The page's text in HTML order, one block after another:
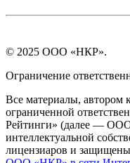
© 2025 ООО «НКР».
Ограничение
Все материалы, автором
ограниченной
Рейтинги» (далее —
интеллектуальной
лицензиаров и